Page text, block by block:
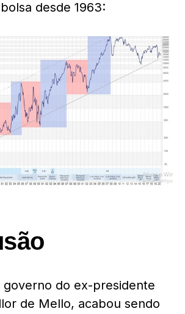
desde 1963:
governo do ex-presidente
de Mello, acabou sendo